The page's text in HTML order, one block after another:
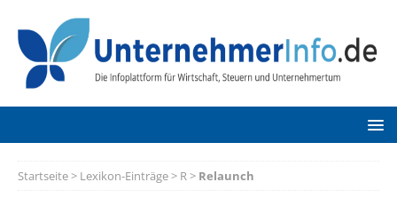
Startseite> Lexikon-Einträge> R> Relaunch